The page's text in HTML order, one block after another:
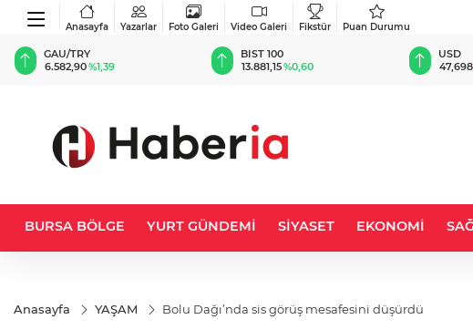
Anasayfa Yazarlar Foto Galeri Video Galeri Fikstür Puan Durumu
BIST 100
13.881,15%0,60
USD
47,6981%0,17
EUR
BURSA BÖLGE YURT GÜNDEMİ SİYASET EKONOMİ
Anasayfa YAŞAM Bolu Dağı’nda sis görüş mesafesini düşürdü